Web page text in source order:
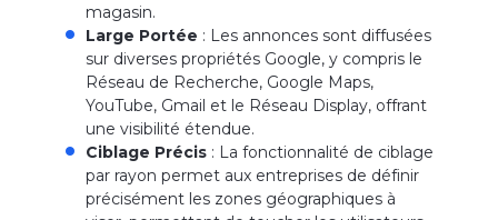
magasin.
Large Portée : Les annonces sont diffusées
sur diverses propriétés Google, y compris le
Réseau de Recherche, Google Maps,
YouTube, Gmail et le Réseau Display, offrant
une visibilité étendue.
Ciblage Précis: La fonctionnalité de ciblage
par rayon permet aux entreprises de définir
précisément les zones géographiques à